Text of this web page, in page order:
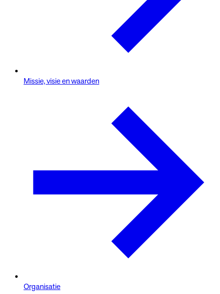
Missie, visie en waarden
Organisatie